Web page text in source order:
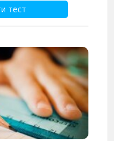
тест